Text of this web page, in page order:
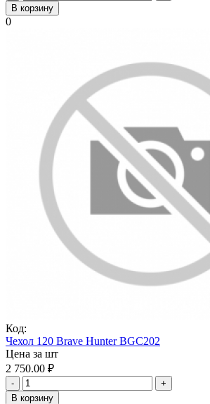
В корзину
0
Код:
Чехол 120 Brave Hunter BGC202
Цена за шт
2 750.00 ₽
-
+
В корзину